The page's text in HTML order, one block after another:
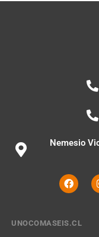
Nemesio
UNOCOMASEIS.CL